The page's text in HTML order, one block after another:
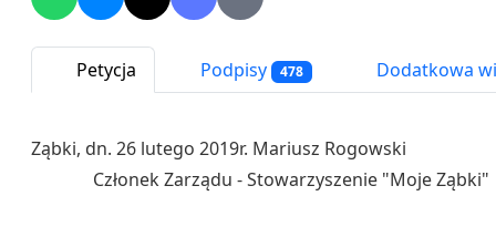
Petycja Podpisy 478 Dodatkowa
Ząbki, dn. 26 lutego 2019r. Mariusz
Członek Zarządu - Stowarzyszenie